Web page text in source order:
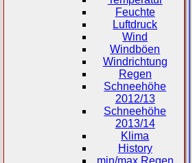
Feuchte
Luftdruck
Wind
Windböen
Windrichtung
Regen
Schneehöhe
2012/13
Schneehöhe
2013/14
Klima
History
min/max Regen